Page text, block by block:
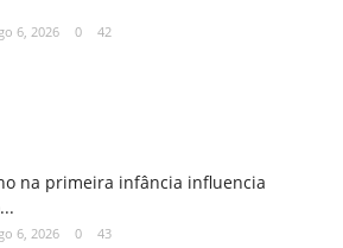
6, 2026 0 42
na primeira infância influencia
6, 2026 0 43